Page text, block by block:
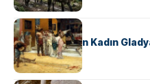
KÜLTÜR
Antik Roma’nın Kadın